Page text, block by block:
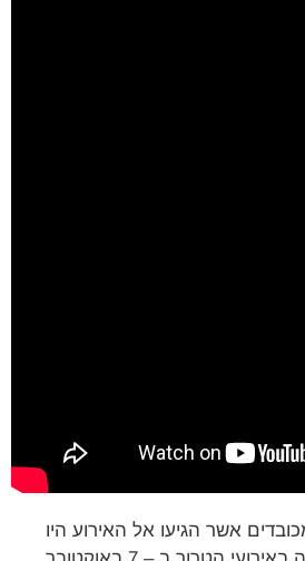
אשר הגיעו אל האירוע היו